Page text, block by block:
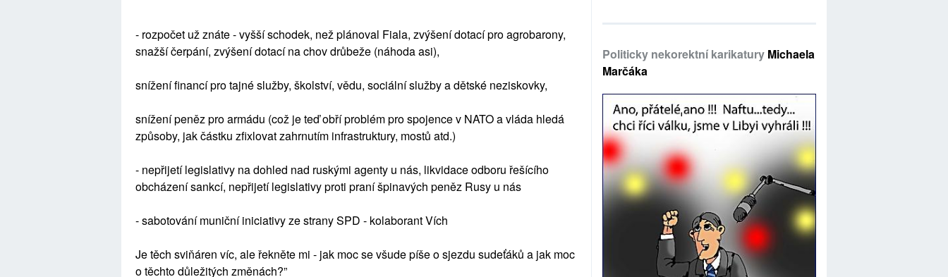
- rozpočet už znáte - vyšší schodek, než plánoval Fiala, zvýšení dotací pro agrobarony,
snažší čerpání, zvýšení dotací na chov drůbeže (náhoda asi),
snížení financí pro tajné služby, školství, vědu, sociální služby a dětské neziskovky,
snížení peněz pro armádu (což je teď obří problém pro spojence v NATO a vláda hledá
způsoby, jak částku zfixlovat zahrnutím infrastruktury, mostů atd.)
- nepřijetí legislativy na dohled nad ruskými agenty u nás, likvidace odboru řešícího
obcházení sankcí, nepřijetí legislativy proti praní špinavých peněz Rusy u nás
- sabotování muniční iniciativy ze strany SPD - kolaborant Vích
Je těch sviňáren víc, ale řekněte mi - jak moc se všude píše o sjezdu sudeťáků a jak moc
o těchto důležitých změnách?”
Politicky nekorektní karikatury Michaela
Marčáka